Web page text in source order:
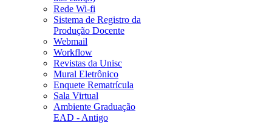
Rede Wi-fi
Sistema de Registro da
Produção Docente
Webmail
Workflow
Revistas da Unisc
Mural Eletrônico
Enquete Rematrícula
Sala Virtual
Ambiente Graduação
EAD - Antigo